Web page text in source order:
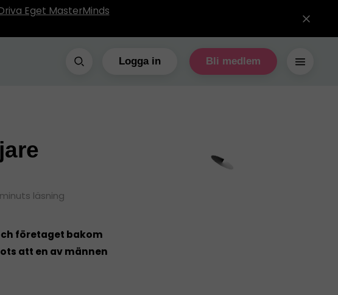
Eget MasterMinds
Logga in Bli medlem
läsning
företaget bakom
att en av männen